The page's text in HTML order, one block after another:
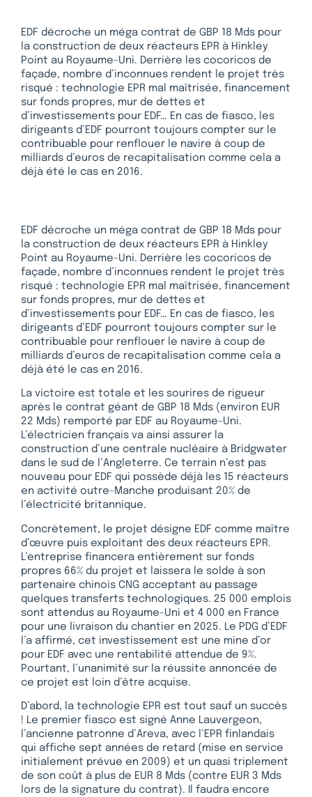
EDF décroche un méga contrat de GBP 18 Mds pour
la construction de deux réacteurs EPR à Hinkley
Point au Royaume-Uni. Derrière les cocoricos de
façade, nombre d’inconnues rendent le projet très
risqué : technologie EPR mal maîtrisée, financement
sur fonds propres, mur de dettes et
d’investissements pour EDF… En cas de fiasco, les
dirigeants d’EDF pourront toujours compter sur le
contribuable pour renflouer le navire à coup de
milliards d’euros de recapitalisation comme cela a
déjà été le cas en 2016.
EDF décroche un méga contrat de GBP 18 Mds pour
la construction de deux réacteurs EPR à Hinkley
Point au Royaume-Uni. Derrière les cocoricos de
façade, nombre d’inconnues rendent le projet très
risqué : technologie EPR mal maîtrisée, financement
sur fonds propres, mur de dettes et
d’investissements pour EDF… En cas de fiasco, les
dirigeants d’EDF pourront toujours compter sur le
contribuable pour renflouer le navire à coup de
milliards d’euros de recapitalisation comme cela a
déjà été le cas en 2016.
La victoire est totale et les sourires de rigueur
après le contrat géant de GBP 18 Mds (environ EUR
22 Mds) remporté par EDF au Royaume-Uni.
L’électricien français va ainsi assurer la
construction d’une centrale nucléaire à Bridgwater
dans le sud de l’Angleterre. Ce terrain n’est pas
nouveau pour EDF qui possède déjà les 15 réacteurs
en activité outre-Manche produisant 20% de
l’électricité britannique.
Concrètement, le projet désigne EDF comme maître
d’œuvre puis exploitant des deux réacteurs EPR.
L’entreprise financera entièrement sur fonds
propres 66% du projet et laissera le solde à son
partenaire chinois CNG acceptant au passage
quelques transferts technologiques. 25 000 emplois
sont attendus au Royaume-Uni et 4 000 en France
pour une livraison du chantier en 2025. Le PDG d’EDF
l’a affirmé, cet investissement est une mine d’or
pour EDF avec une rentabilité attendue de 9%.
Pourtant, l’unanimité sur la réussite annoncée de
ce projet est loin d’être acquise.
D’abord, la technologie EPR est tout sauf un succès
! Le premier fiasco est signé Anne Lauvergeon,
l’ancienne patronne d’Areva, avec l’EPR finlandais
qui affiche sept années de retard (mise en service
initialement prévue en 2009) et un quasi triplement
de son coût à plus de EUR 8 Mds (contre EUR 3 Mds
lors de la signature du contrat). Il faudra encore